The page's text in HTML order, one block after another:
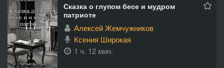
Сказка о глупом бесе и мудром
патриоте
Алексей Жемчужников
Ксения Широкая
1 ч. 12 мин.